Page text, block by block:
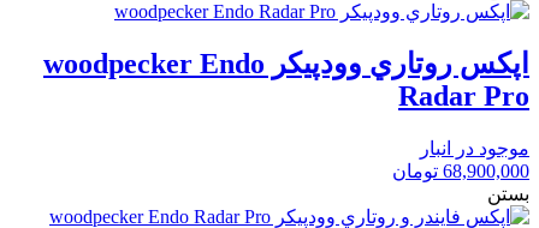
اپكس روتاري وودپيكر woodpecker Endo
Radar Pro
موجود در انبار
68,900,000 تومان
بستن